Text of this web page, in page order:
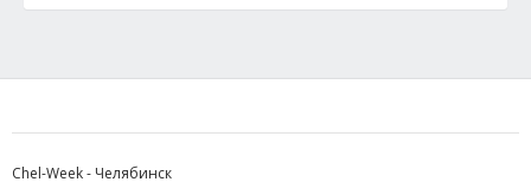
Chel-Week - Челябинск